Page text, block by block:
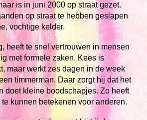
is in juni 2000 op straat gezet.
op straat te hebben geslapen
vochtige kelder.
heeft te snel vertrouwen in mensen
met formele zaken. Kees is
maar werkt zes dagen in de week
timmerman. Daar zorgt hij dat het
doet kleine boodschapjes. Zo heeft
kunnen betekenen voor anderen.